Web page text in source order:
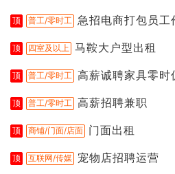
顶 普工/零时工 急招电商打包员工
顶 四室及以上 马鞍大户型出租
顶 普工/零时工 高薪诚聘家具零时
顶 普工/零时工 高薪招聘兼职
顶 商铺/门面/店面 门面出租
顶 互联网/传媒 宠物店招聘运营